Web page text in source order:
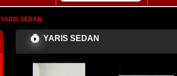
YARIS SEDAN
YARIS SEDAN